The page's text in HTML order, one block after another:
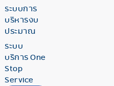
ระบบการ
บริหารงบ
ประมาณ
ระบบ
บริการ One
Stop
Service